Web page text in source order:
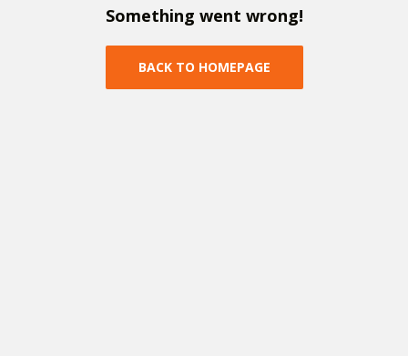
Something went wrong!
BACK TO HOMEPAGE